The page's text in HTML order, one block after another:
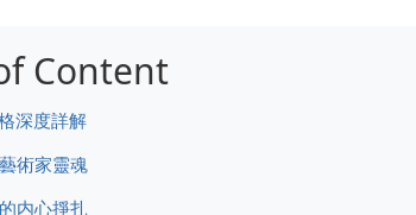
Content
深度詳解
術家靈魂
内心掙扎